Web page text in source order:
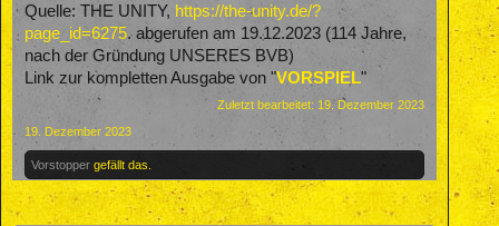
Quelle: THE UNITY, https://the-unity.de/?
page_id=6275. abgerufen am 19.12.2023 (114 Jahre,
nach der Gründung UNSERES BVB)
Link zur kompletten Ausgabe von "VORSPIEL"
Zuletzt bearbeitet: 19. Dezember 2023
19. Dezember 2023
Vorstopper gefällt das.